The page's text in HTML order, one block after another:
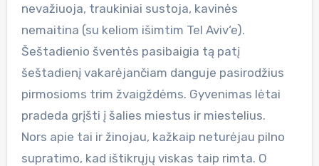
nevažiuoja, traukiniai sustoja, kavinės
nemaitina (su keliom išimtim Tel Aviv‘e).
Šeštadienio šventės pasibaigia tą patį
šeštadienį vakarėjančiam danguje pasirodžius
pirmosioms trim žvaigždėms. Gyvenimas lėtai
pradeda grįšti į šalies miestus ir miestelius.
Nors apie tai ir žinojau, kažkaip neturėjau pilno
supratimo, kad ištikrųjų viskas taip rimta. O